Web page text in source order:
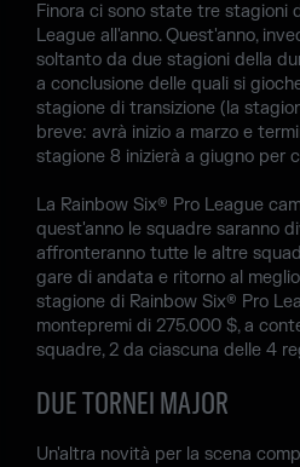
Finora ci sono state tre stagioni
League all'anno. Quest'anno,
soltanto da due stagioni della
a conclusione delle quali si
stagione di transizione (la
breve: avrà inizio a marzo e
stagione 8 inizierà a giugno per
La Rainbow Six® Pro League
quest'anno le squadre saranno
affronteranno tutte le altre
gare di andata e ritorno al
stagione di Rainbow Six® Pro
montepremi di 275.000 $, a
squadre, 2 da ciascuna delle 4
DUE TORNEI MAJOR
Un'altra novità per la scena